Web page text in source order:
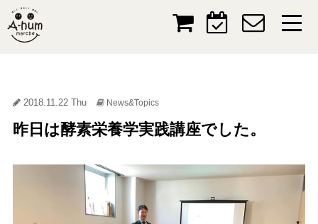
2018.11.22 Thu News&Topics
昨日は酵素栄養学実践講座でした。